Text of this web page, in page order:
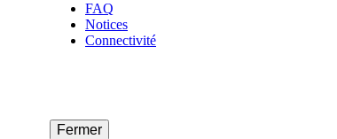
FAQ
Notices
Connectivité
Fermer